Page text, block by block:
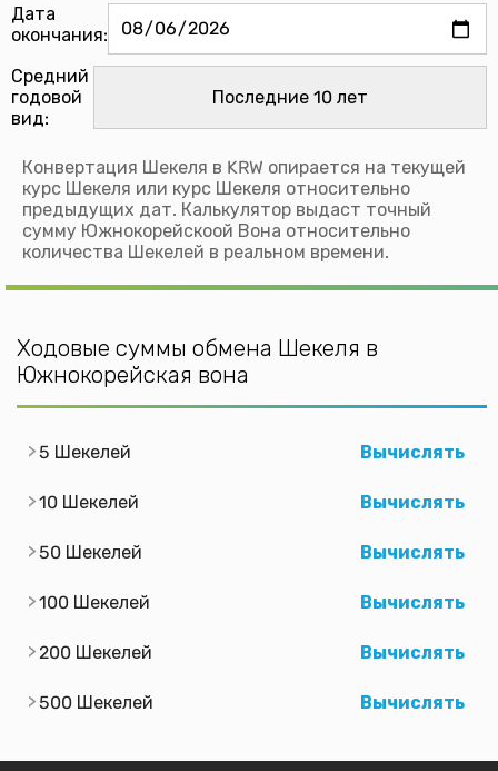
Дата
окончания:
Средний
годовой
вид:
Конвертация Шекеля в KRW опирается на текущей
курс Шекеля или курс Шекеля относительно
предыдущих дат. Калькулятор выдаст точный
сумму Южнокорейскоой Вона относительно
количества Шекелей в реальном времени.
Ходовые суммы обмена Шекеля в
Южнокорейская вона
5 Шекелей Вычислять
10 Шекелей Вычислять
50 Шекелей Вычислять
100 Шекелей Вычислять
200 Шекелей Вычислять
500 Шекелей Вычислять